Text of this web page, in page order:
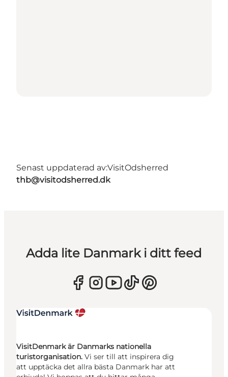
Senast uppdaterad av:VisitOdsherred
thb@visitodsherred.dk
Adda lite Danmark i ditt feed
VisitDenmark är Danmarks nationella
turistorganisation. Vi ser till att inspirera dig
att upptäcka det allra bästa Danmark har att